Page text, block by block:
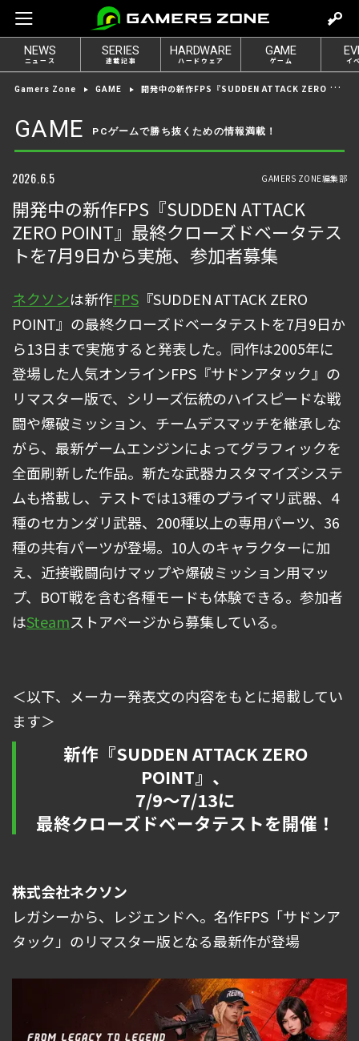
e
t
o
g
NEWS
ニュース
SERIES
連載記事
HARDWARE
ハードウェア
GAME
ゲーム イ
Gamers Zone GAME 開発中の新作FPS『SUDDEN ATTACK ZERO POINT』最終クローズドベータテストを7月9日から実施、参加者募集
GAME PCゲームで勝ち抜くための情報満載！
2026.6.5 GAMERS ZONE編集部
開発中の新作FPS『SUDDEN ATTACK
ZERO POINT』最終クローズドベータテス
トを7月9日から実施、参加者募集
ネクソンは新作FPS 『SUDDEN ATTACK ZERO
POINT』の最終クローズドベータテストを7月9日か
ら13日まで実施すると発表した。同作は2005年に
登場した人気オンラインFPS『サドンアタック』の
リマスター版で、シリーズ伝統のハイスピードな戦
闘や爆破ミッション、チームデスマッチを継承しな
がら、最新ゲームエンジンによってグラフィックを
全面刷新した作品。新たな武器カスタマイズシステ
ムも搭載し、テストでは13種のプライマリ武器、4
種のセカンダリ武器、200種以上の専用パーツ、36
種の共有パーツが登場。10人のキャラクターに加
え、近接戦闘向けマップや爆破ミッション用マッ
プ、BOT戦を含む各種モードも体験できる。参加者
はSteamストアページから募集している。
＜以下、メーカー発表文の内容をもとに掲載してい
ます＞
新作『SUDDEN ATTACK ZERO
POINT』、
7/9～7/13に
最終クローズドベータテストを開催！
株式会社ネクソン
レガシーから、レジェンドへ。名作FPS「サドンア
タック」のリマスター版となる最新作が登場